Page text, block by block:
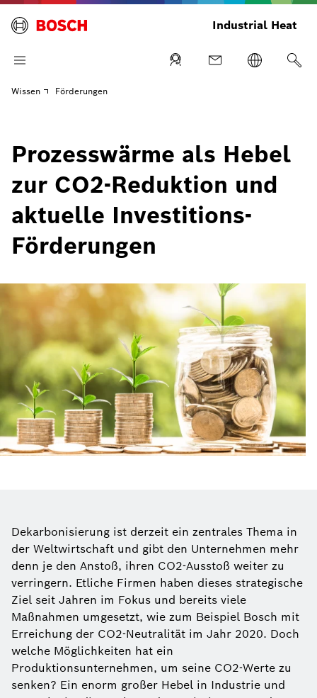
Industrial Heat
Wissen Förderungen
Prozesswärme als Hebel
zur CO2-Reduktion und
aktuelle Investitions-
Förderungen
Dekarbonisierung ist derzeit ein zentrales Thema in
der Weltwirtschaft und gibt den Unternehmen mehr
denn je den Anstoß, ihren CO2-Ausstoß weiter zu
verringern. Etliche Firmen haben dieses strategische
Ziel seit Jahren im Fokus und bereits viele
Maßnahmen umgesetzt, wie zum Beispiel Bosch mit
Erreichung der CO2-Neutralität im Jahr 2020. Doch
welche Möglichkeiten hat ein
Produktionsunternehmen, um seine CO2-Werte zu
senken? Ein enorm großer Hebel in Industrie und